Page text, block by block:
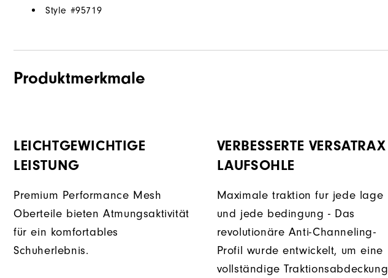
Style #95719
Produktmerkmale
LEICHTGEWICHTIGE
LEISTUNG
Premium Performance Mesh
Oberteile bieten Atmungsaktivität
für ein komfortables
Schuherlebnis.
VERBESSERTE VERSATRAX
LAUFSOHLE
Maximale traktion fur jede lage
und jede bedingung - Das
revolutionäre Anti-Channeling-
Profil wurde entwickelt, um eine
vollständige Traktionsabdeckung